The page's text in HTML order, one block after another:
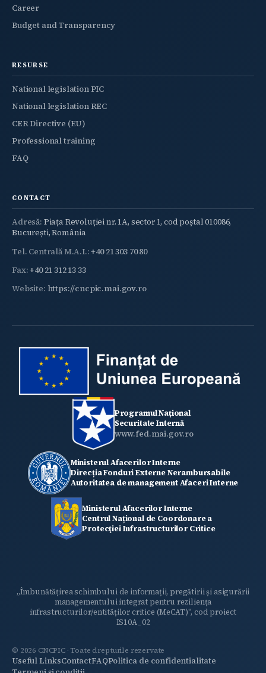
Career
Budget and Transparency
RESURSE
National legislation PIC
National legislation REC
CER Directive (EU)
Professional training
FAQ
CONTACT
Adresă: Piața Revoluției nr. 1A, sector 1, cod poștal 010086,
București, România
Tel. Centrală M.A.I.:+40 21 303 70 80
Fax:+40 21 312 13 33
Website: https://cncpic.mai.gov.ro
Programul Național
Securitate Internă
www.fed.mai.gov.ro
Ministerul Afacerilor Interne
Direcția Fonduri Externe Nerambursabile
Autoritatea de management Afaceri Interne
Ministerul Afacerilor Interne
Centrul Național de Coordonare a
Protecţiei Infrastructurilor Critice
„Îmbunătățirea schimbului de informații, pregătirii și asigurării
managementului integrat pentru reziliența
infrastructurilor/entităților critice (MeCAT)", cod proiect
IS10A_02
© 2026 CNCPIC · Toate drepturile rezervate
INFORMAȚII
Useful LinksContactFAQPolitica de confidentialitate